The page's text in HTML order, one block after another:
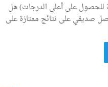
للحصول على أعلى الدرجات) هل
صديقي على نتائج ممتازة على